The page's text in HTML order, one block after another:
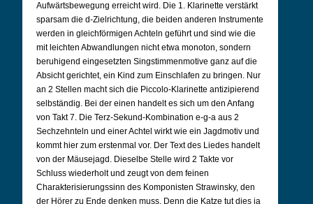
Aufwärtsbewegung erreicht wird. Die 1. Klarinette verstärkt
sparsam die d-Zielrichtung, die beiden anderen Instrumente
werden in gleichförmigen Achteln geführt und sind wie die
mit leichten Abwandlungen nicht etwa monoton, sondern
beruhigend eingesetzten Singstimmenmotive ganz auf die
Absicht gerichtet, ein Kind zum Einschlafen zu bringen. Nur
an 2 Stellen macht sich die Piccolo-Klarinette antizipierend
selbständig. Bei der einen handelt es sich um den Anfang
von Takt 7. Die Terz-Sekund-Kombination e-g-a aus 2
Sechzehnteln und einer Achtel wirkt wie ein Jagdmotiv und
kommt hier zum erstenmal vor. Der Text des Liedes handelt
von der Mäusejagd. Dieselbe Stelle wird 2 Takte vor
Schluss wiederholt und zeugt von dem feinen
Charakterisierungssinn des Komponisten Strawinsky, den
der Hörer zu Ende denken muss. Denn die Katze tut dies ja